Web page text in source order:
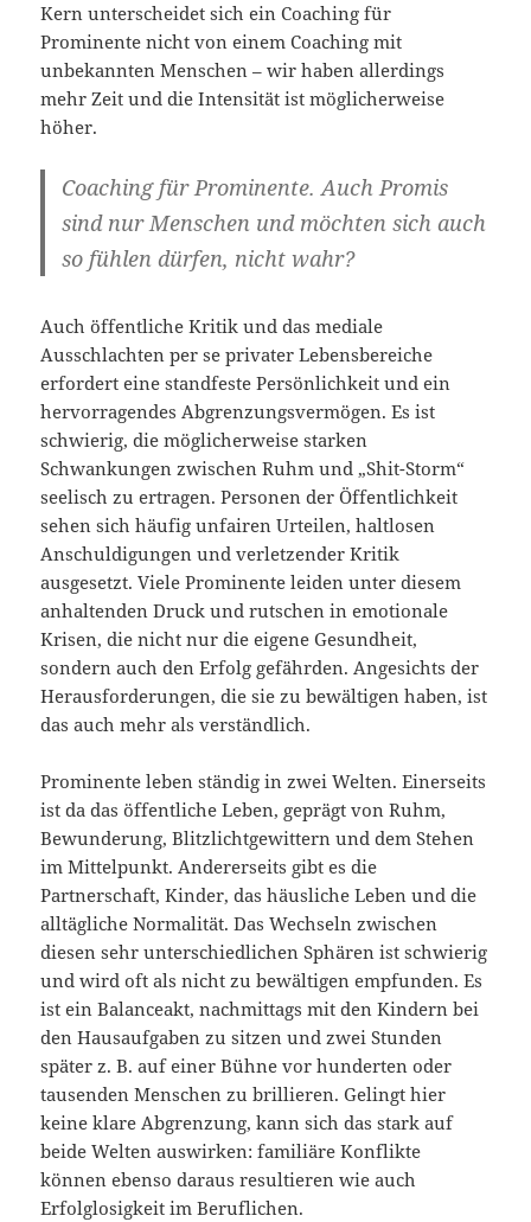
Kern unterscheidet sich ein Coaching für
Prominente nicht von einem Coaching mit
unbekannten Menschen – wir haben allerdings
mehr Zeit und die Intensität ist möglicherweise
höher.
Coaching für Prominente. Auch Promis
sind nur Menschen und möchten sich auch
so fühlen dürfen, nicht wahr?
Auch öffentliche Kritik und das mediale
Ausschlachten per se privater Lebensbereiche
erfordert eine standfeste Persönlichkeit und ein
hervorragendes Abgrenzungsvermögen. Es ist
schwierig, die möglicherweise starken
Schwankungen zwischen Ruhm und „Shit-Storm“
seelisch zu ertragen. Personen der Öffentlichkeit
sehen sich häufig unfairen Urteilen, haltlosen
Anschuldigungen und verletzender Kritik
ausgesetzt. Viele Prominente leiden unter diesem
anhaltenden Druck und rutschen in emotionale
Krisen, die nicht nur die eigene Gesundheit,
sondern auch den Erfolg gefährden. Angesichts der
Herausforderungen, die sie zu bewältigen haben, ist
das auch mehr als verständlich.
Prominente leben ständig in zwei Welten. Einerseits
ist da das öffentliche Leben, geprägt von Ruhm,
Bewunderung, Blitzlichtgewittern und dem Stehen
im Mittelpunkt. Andererseits gibt es die
Partnerschaft, Kinder, das häusliche Leben und die
alltägliche Normalität. Das Wechseln zwischen
diesen sehr unterschiedlichen Sphären ist schwierig
und wird oft als nicht zu bewältigen empfunden. Es
ist ein Balanceakt, nachmittags mit den Kindern bei
den Hausaufgaben zu sitzen und zwei Stunden
später z. B. auf einer Bühne vor hunderten oder
tausenden Menschen zu brillieren. Gelingt hier
keine klare Abgrenzung, kann sich das stark auf
beide Welten auswirken: familiäre Konflikte
können ebenso daraus resultieren wie auch
Erfolglosigkeit im Beruflichen.